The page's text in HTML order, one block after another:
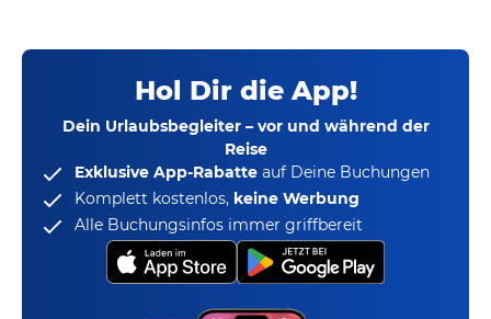
Hol Dir die App!
Dein Urlaubsbegleiter – vor und während der
Reise
Exklusive App-Rabatte auf Deine Buchungen
Komplett kostenlos, keine Werbung
Alle Buchungsinfos immer griffbereit